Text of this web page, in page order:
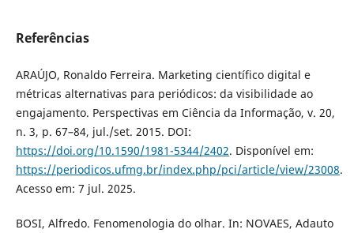
Referências
ARAÚJO, Ronaldo Ferreira. Marketing científico digital e
métricas alternativas para periódicos: da visibilidade ao
engajamento. Perspectivas em Ciência da Informação, v. 20,
n. 3, p. 67–84, jul./set. 2015. DOI:
https://doi.org/10.1590/1981-5344/2402. Disponível em:
https://periodicos.ufmg.br/index.php/pci/article/view/23008.
Acesso em: 7 jul. 2025.
BOSI, Alfredo. Fenomenologia do olhar. In: NOVAES, Adauto